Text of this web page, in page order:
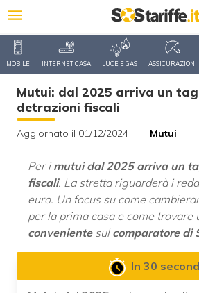
MOBILE INTERNET CASA LUCE E GAS ASSICURAZIONI
Mutui: dal 2025 arriva un
detrazioni fiscali
Aggiornato il 01/12/2024 Mutui
Per i mutui dal 2025 arriva un
fiscali. La stretta riguarderà i
euro. Un focus su come
per la prima casa e come trovare
convenientesul comparatore di
In 30